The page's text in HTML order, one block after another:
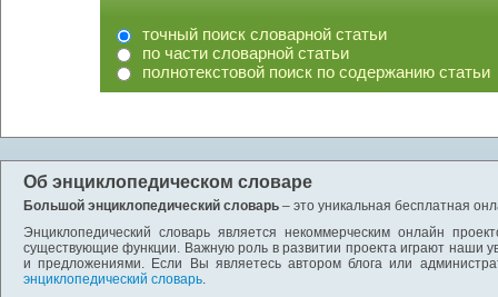
точный поиск словарной статьи
по части словарной статьи
полнотекстовой поиск по содержанию статьи
Об энциклопедическом словаре
Большой энциклопедический словарь – это уникальная бесплатная
Энциклопедический словарь является некоммерческим онлайн
существующие функции. Важную роль в развитии проекта играют наши
и предложениями. Если Вы являетесь автором блога или
энциклопедический словарь.